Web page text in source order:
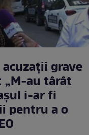
grave
au târât
i-ar fi
pentru a o